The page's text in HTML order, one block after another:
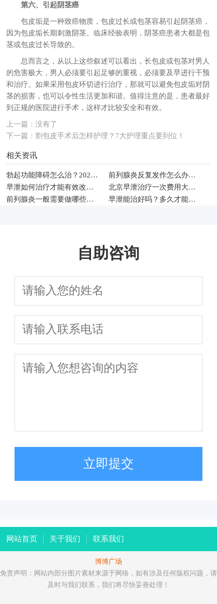
第六、引起阴茎癌
包皮垢是一种致癌物质，包皮过长或包茎容易引起阴茎癌，
因为包皮垢长期刺激阴茎。临床经验表明，阴茎癌患者大都是包
茎或包皮过长导致的。
总而言之，从以上这些叙述可以看出，长包皮或包茎对男人
的危害极大，男人必须要引起足够的重视，必须要及早进行干预
和治疗。如果采用包皮环切进行治疗，那就可以避免包皮垢对阴
茎的损害，也可以令性生活更加和谐。值得注意的是，患者最好
到正规的医院进行手术，这样才比较安全和有效。
上一篇：没有了
下一篇：割包皮手术后怎样护理？7大护理重点要到位！
相关资讯
勃起功能障碍怎么治？2026年男科常见治疗方法与调理建议
前列腺炎反复发作怎么办？2026年男性科学治疗与日常护理指南
早泄如何治疗才能有效改善性生活时间
北京早泄治疗一次费用大概多少钱
前列腺炎一般需要做哪些检查项目
早泄能治好吗？多久才能恢复
自助咨询
立即提交
网站首页 关于我们 联系我们
博博广场
免责声明：网站内部分图片素材来源于网络，如有涉及任何版权问题，请
及时与我们联系，我们将尽快妥善处理！